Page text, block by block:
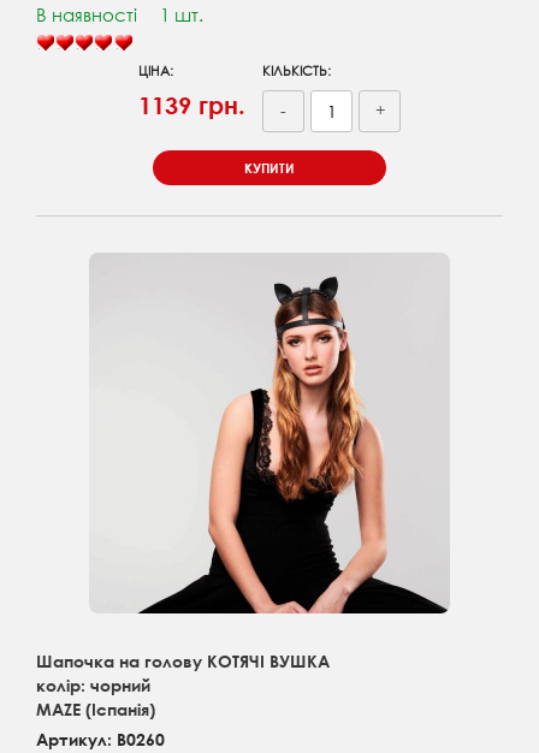
В наявності 1 шт.
ЦІНА:
1139 грн.
КІЛЬКІСТЬ:
- +
КУПИТИ
Шапочка на голову КОТЯЧІ ВУШКА
колір: чорний
MAZE (Іспанія)
Артикул: B0260